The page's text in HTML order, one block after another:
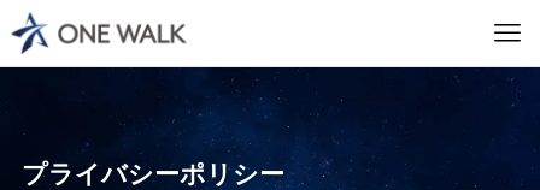
プライバシーポリシー